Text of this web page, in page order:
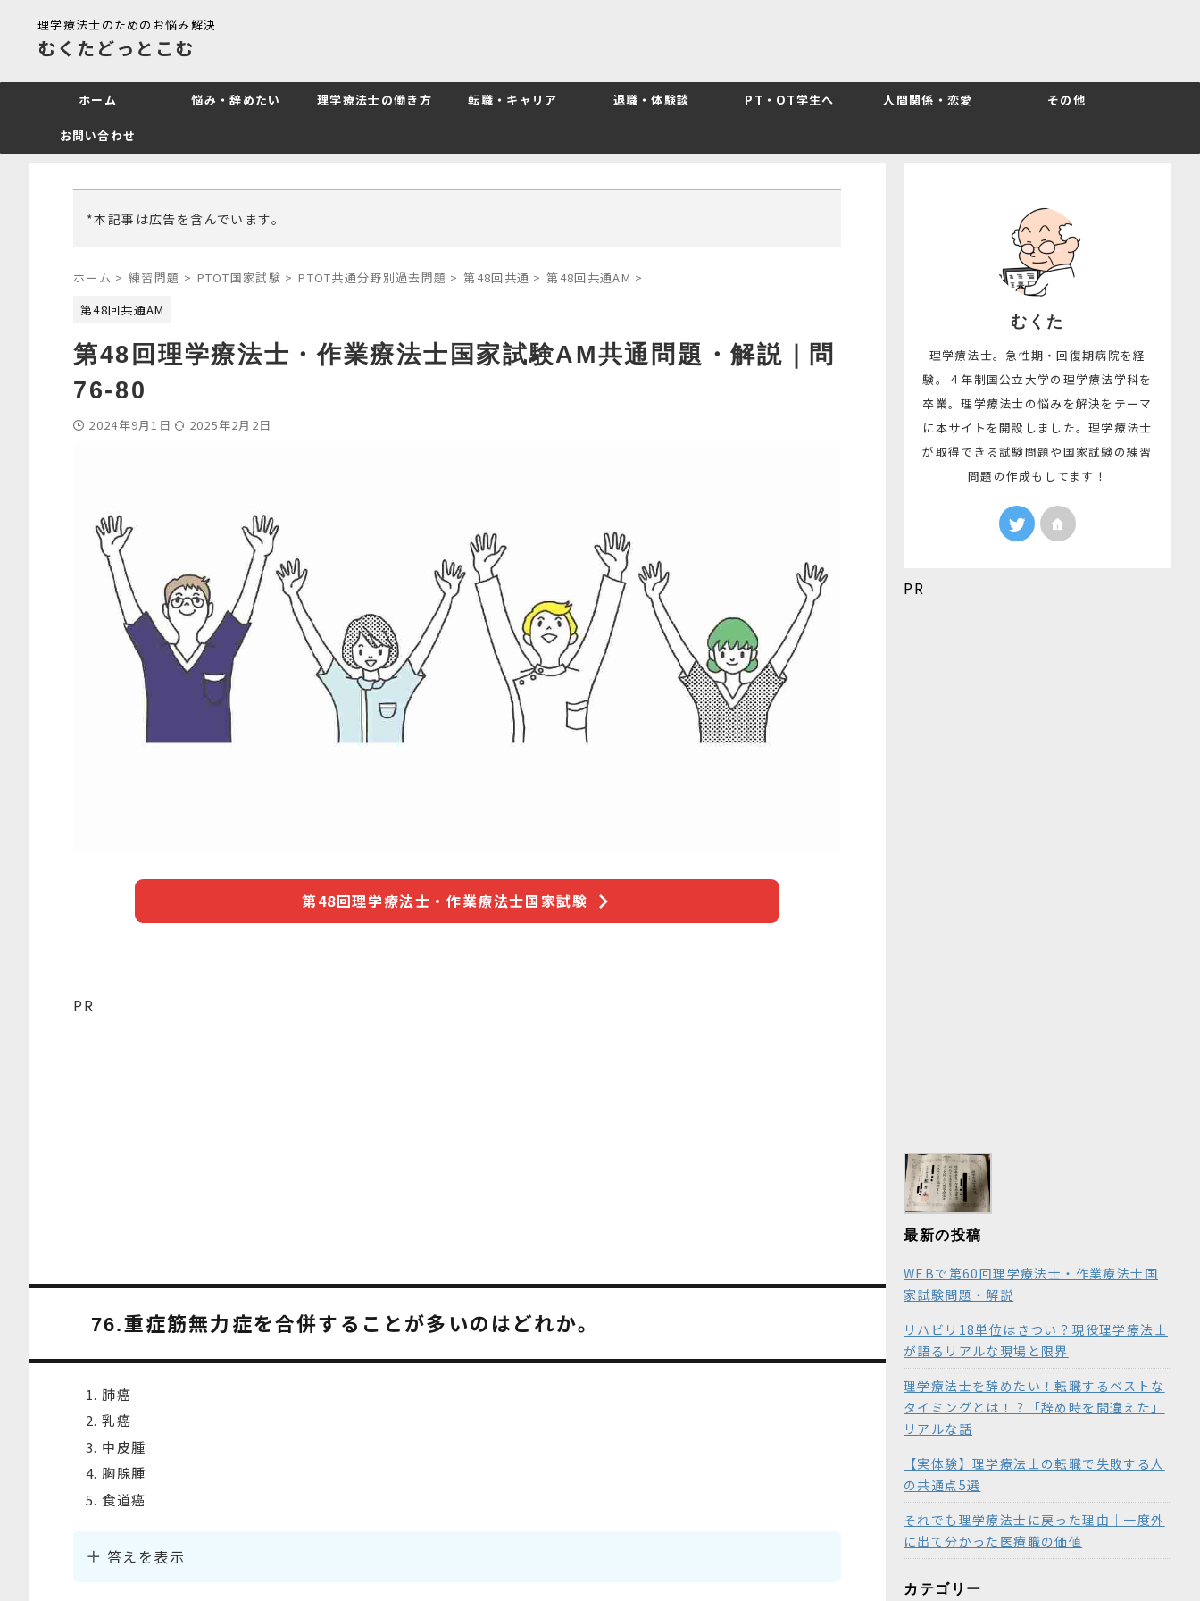
理学療法士のためのお悩み解決
むくたどっとこむ
ホーム 悩み・辞めたい 理学療法士の働き方 転職・キャリア 退職・体験談 PT・OT学生へ 人間関係・恋愛 その他
お問い合わせ
*本記事は広告を含んでいます。
ホーム > 練習問題 > PTOT国家試験 > PTOT共通分野別過去問題 > 第48回共通 > 第48回共通AM >
第48回共通AM
第48回理学療法士・作業療法士国家試験AM共通問題・解説｜問
76-80
2024年9月1日 2025年2月2日
第48回理学療法士・作業療法士国家試験
PR
76.重症筋無力症を合併することが多いのはどれか。
肺癌
乳癌
中皮腫
胸腺腫
食道癌
答えを表示
むくた
理学療法士。急性期・回復期病院を経
験。４年制国公立大学の理学療法学科を
卒業。理学療法士の悩みを解決をテーマ
に本サイトを開設しました。理学療法士
が取得できる試験問題や国家試験の練習
問題の作成もしてます！
PR
最新の投稿
WEBで第60回理学療法士・作業療法士国
家試験問題・解説
リハビリ18単位はきつい？現役理学療法士
が語るリアルな現場と限界
理学療法士を辞めたい！転職するベストな
タイミングとは！？「辞め時を間違えた」
リアルな話
【実体験】理学療法士の転職で失敗する人
の共通点5選
それでも理学療法士に戻った理由｜一度外
に出て分かった医療職の価値
カテゴリー